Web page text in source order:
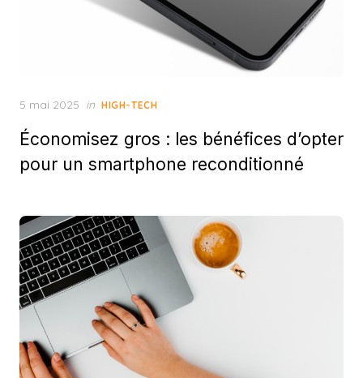
Posted
5 mai 2025 in HIGH-TECH
Économisez gros : les bénéfices d’opter
pour un smartphone reconditionné